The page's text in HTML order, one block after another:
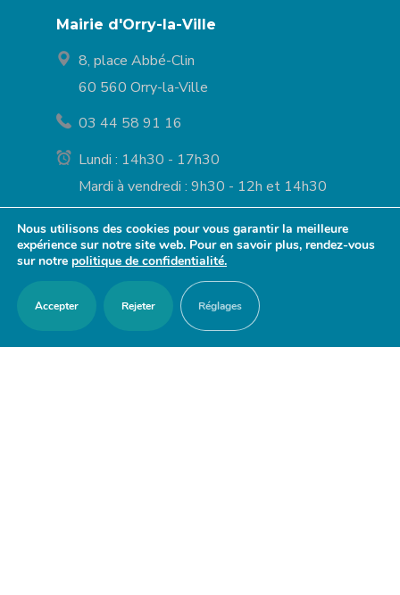
Mairie d'Orry-la-Ville
8, place Abbé-Clin
60 560 Orry-la-Ville
03 44 58 91 16
Lundi : 14h30 - 17h30
Mardi à vendredi : 9h30 - 12h et 14h30
- 17h30
Samedi : 9h30 - 12h
Nous utilisons des cookies pour vous garantir la meilleure
expérience sur notre site web. Pour en savoir plus, rendez-vous
sur notre politique de confidentialité.
Accepter Rejeter Réglages